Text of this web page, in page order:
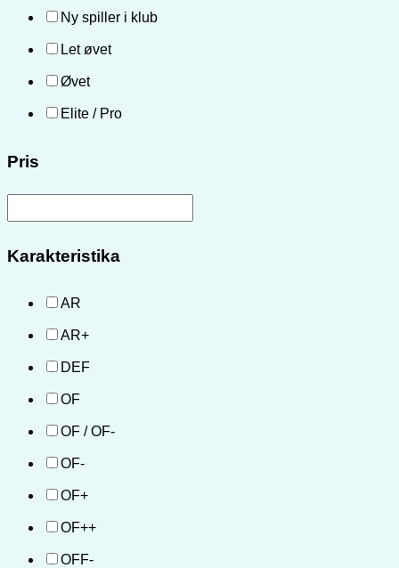
Ny spiller i klub
Let øvet
Øvet
Elite / Pro
Pris
Karakteristika
AR
AR+
DEF
OF
OF / OF-
OF-
OF+
OF++
OFF-